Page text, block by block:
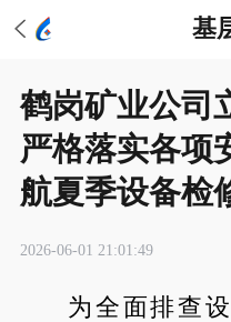
基
鹤岗矿业公司
严格落实各项
航夏季设备检
2026-06-01 21:01:49
为全面排查